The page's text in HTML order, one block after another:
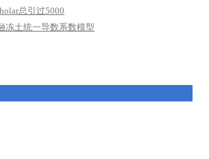
总引过5000
冻土统一导数系数模型